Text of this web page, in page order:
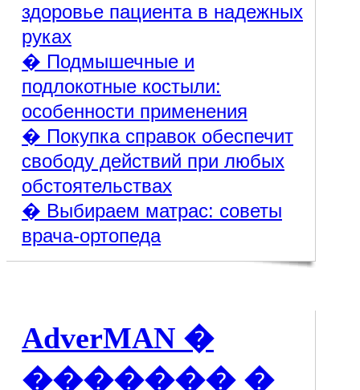
здоровье пациента в надежных
руках
� Подмышечные и
подлокотные костыли:
особенности применения
� Покупка справок обеспечит
свободу действий при любых
обстоятельствах
� Выбираем матрас: советы
врача-ортопеда
AdverMAN �
������� �